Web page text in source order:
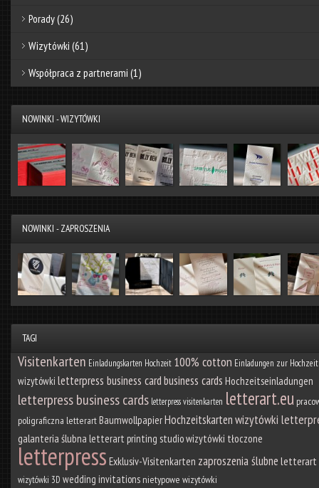
Porady(26)
Wizytówki (61)
Współpraca z partnerami (1)
NOWINKI - WIZYTÓWKI
NOWINKI - ZAPROSZENIA
TAGI
Visitenkarten Einladungskarten Hochzeit 100% cotton Einladungen zur Hochzeit
wizytówki letterpress business cardbusiness cards Hochzeitseinladungen
letterpress business cards letterpress visitenkarten letterart.eu
poligraficzna letterartBaumwollpapierHochzeitskartenwizytówki
galanteria ślubna letterart printing studiowizytówki tłoczone
letterpress Exklusiv-Visitenkarten zaproszenia ślubne letterart
wizytówki 3D wedding invitations nietypowe wizytówki